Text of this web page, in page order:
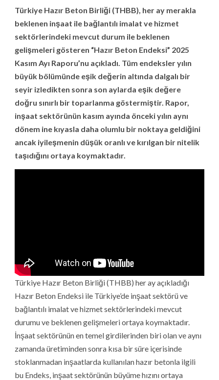
Türkiye Hazır Beton Birliği (THBB), her ay merakla
beklenen inşaat ile bağlantılı imalat ve hizmet
sektörlerindeki mevcut durum ile beklenen
gelişmeleri gösteren “Hazır Beton Endeksi” 2025
Kasım Ayı Raporu’nu açıkladı. Tüm endeksler yılın
büyük bölümünde eşik değerin altında dalgalı bir
seyir izledikten sonra son aylarda eşik değere
doğru sınırlı bir toparlanma göstermiştir.​ Rapor,
inşaat sektörünün kasım ayında önceki yılın aynı
dönem ine kıyasla daha olumlu bir noktaya geldiğini
ancak iyileşmenin düşük oranlı ve kırılgan bir nitelik
taşıdığını ortaya koymaktadır.
Türkiye Hazır Beton Birliği (THBB) her ay açıkladığı
Hazır Beton Endeksi ile Türkiye’de inşaat sektörü ve
bağlantılı imalat ve hizmet sektörlerindeki mevcut
durumu ve beklenen gelişmeleri ortaya koymaktadır.
İnşaat sektörünün en temel girdilerinden biri olan ve aynı
zamanda üretiminden sonra kısa bir süre içerisinde
stoklanmadan inşaatlarda kullanılan hazır betonla ilgili
bu Endeks, inşaat sektörünün büyüme hızını ortaya